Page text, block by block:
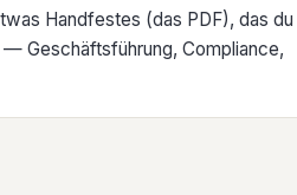
Handfestes (das PDF), das du
— Geschäftsführung, Compliance,